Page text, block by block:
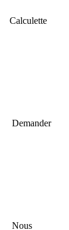
Calculette
Demander
Nous